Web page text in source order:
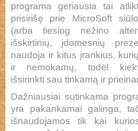
programa geriausia tai
prisirišę prie MicroSoft
(arba tiesiog nežino
išskirtinių, įdomesnių
naudoja ir kitus įrankius,
ir nemokamų, todėl
išsirinkti sau tinkamą ir
Dažniausiai sutinkama
yra pakankamai galinga,
išnaudojamos tik kai